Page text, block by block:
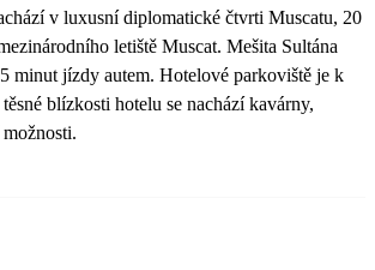
v luxusní diplomatické čtvrti Muscatu, 20
letiště Muscat. Mešita Sultána
minut jízdy autem. Hotelové parkoviště je k
blízkosti hotelu se nachází kavárny,